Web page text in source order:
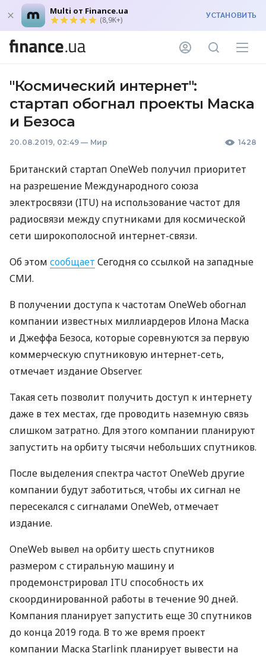
Multi от Finance.ua
(8,9K+) УСТАНОВИТЬ
"Космический интернет":
стартап обогнал проекты Маска
и Безоса
20.08.2019, 02:49 — Мир 1428
Британский стартап OneWeb получил приоритет
на разрешение Международного союза
электросвязи (ITU) на использование частот для
радиосвязи между спутниками для космической
сети широкополосной интернет-связи.
Об этом сообщает Сегодня со ссылкой на западные
СМИ.
В получении доступа к частотам OneWeb обогнал
компании известных миллиардеров Илона Маска
и Джеффа Безоса, которые соревнуются за первую
коммерческую спутниковую интернет-сеть,
отмечает издание Observer.
Такая сеть позволит получить доступ к интернету
даже в тех местах, где проводить наземную связь
слишком затратно. Для этого компании планируют
запустить на орбиту тысячи небольших спутников.
После выделения спектра частот OneWeb другие
компании будут заботиться, чтобы их сигнал не
пересекался с сигналами OneWeb, отмечает
издание.
OneWeb вывел на орбиту шесть спутников
размером с стиральную машину и
продемонстрировал ITU способность их
скоординированной работы в течение 90 дней.
Компания планирует запустить еще 30 спутников
до конца 2019 года. В то же время проект
компании Маска Starlink планирует вывести на